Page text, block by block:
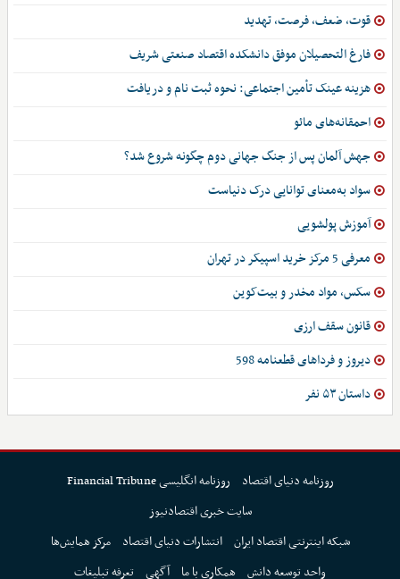
قوت، ضعف، فرصت، تهدید
فارغ التحصیلان موفق دانشکده اقتصاد صنعتی شریف
هزینه عینک تأمین اجتماعی: نحوه ثبت نام و دریافت
احمقانه‌های مائو
جهش آلمان پس از جنگ جهانی دوم چگونه شروع شد؟
سواد به‌معنای توانایی درک دنیاست
آموزش پولشویی
معرفی 5 مرکز خرید اسپیکر در تهران
سکس، مواد مخدر و بیت‌کوین
قانون سقف ارزی
دیروز و فرداهای قطعنامه 598
داستان ۵۳ نفر
روزنامه دنیای اقتصاد
روزنامه انگلیسی Financial Tribune
سایت خبری اقتصادنیوز
شبکه اینترنتی اقتصاد ایران انتشارات دنیای اقتصاد
مرکز همایش‌ها
واحد توسعه دانش همکاری با ما آگهی تعرفه تبلیغات